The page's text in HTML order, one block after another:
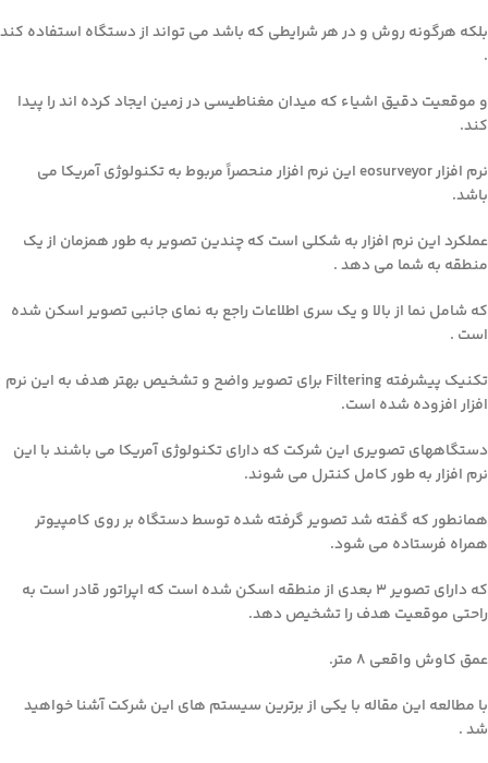
بلکه هرگونه روش و در هر شرایطی که باشد می تواند از دستگاه استفاده کند
.
و موقعیت دقیق اشیاء که میدان مغناطیسی در زمین ایجاد کرده اند را پیدا
کند.
نرم افزار eosurveyor این نرم افزار منحصراً مربوط به تکنولوژی آمریکا می
باشد.
عملکرد این نرم افزار به شکلی است که چندین تصویر به طور همزمان از یک
منطقه به شما می دهد .
که شامل نما از بالا و یک سری اطلاعات راجع به نمای جانبی تصویر اسکن شده
است .
تکنیک پیشرفته Filtering برای تصویر واضح و تشخیص بهتر هدف به این نرم
افزار افزوده شده است.
دستگاههای تصویری این شرکت که دارای تکنولوژی آمریکا می باشند با این
نرم افزار به طور کامل کنترل می شوند.
همانطور که گفته شد تصویر گرفته شده توسط دستگاه بر روی کامپیوتر
همراه فرستاده می شود.
که دارای تصویر ۳ بعدی از منطقه اسکن شده است که اپراتور قادر است به
راحتی موقعیت هدف را تشخیص دهد.
عمق کاوش واقعی ۸ متر.
با مطالعه این مقاله با یکی از برترین سیستم های این شرکت آشنا خواهید
شد .